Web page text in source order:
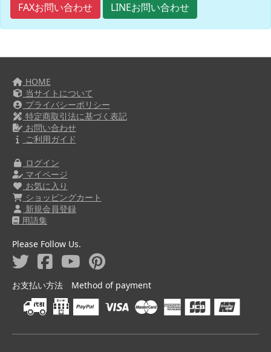
FAXお問い合わせ
LINEお問い合わせ
HOME
当サイトについて
プライバシーポリシー
特定商取引法に基づく表記
お問い合わせ
ご利用ガイド
ログイン
マイページ
お気に入り
ショッピングカート
新規会員登録
用語集
Please Follow Us.
お支払い方法 Method of payment